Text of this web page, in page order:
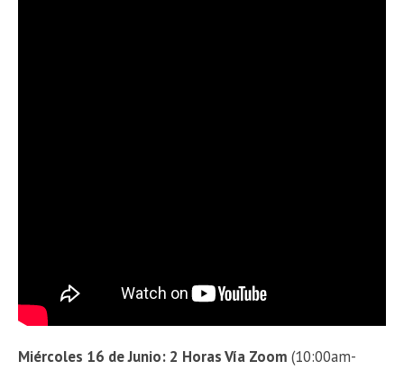
Miércoles 16 de Junio: 2 Horas Vía Zoom(10:00am-